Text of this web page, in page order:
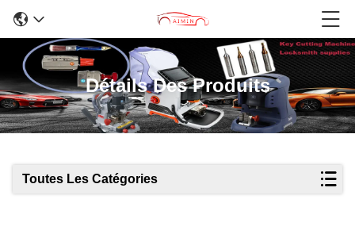
Détails Des Produits
Toutes Les Catégories